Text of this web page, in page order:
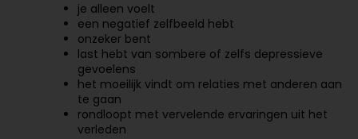
je alleen voelt
een negatief zelfbeeld hebt
onzeker bent
last hebt van sombere of zelfs depressieve
gevoelens
het moeilijk vindt om relaties met anderen aan
te gaan
rondloopt met vervelende ervaringen uit het
verleden